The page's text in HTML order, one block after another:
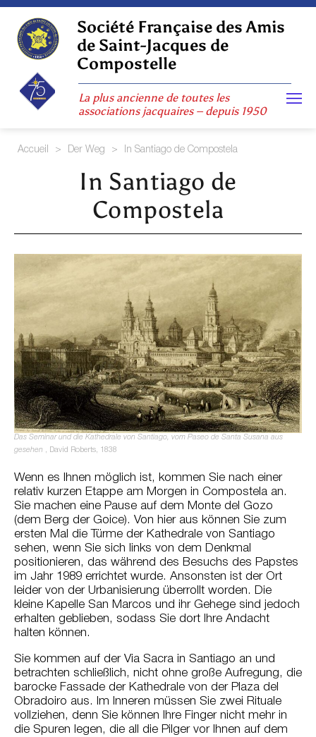
Skip
content
Société Française des Amis
de Saint-Jacques de
Compostelle
La plus ancienne de toutes les
associations jacquaires – depuis 1950
Accueil > Der Weg > In Santiago de Compostela
In Santiago de
Compostela
Das Seminar und die Kathedrale von Santiago, vom Paseo de Santa Susana aus
gesehen , David Roberts, 1838
Wenn es Ihnen möglich ist, kommen Sie nach einer
relativ kurzen Etappe am Morgen in Compostela an.
Sie machen eine Pause auf dem Monte del Gozo
(dem Berg der Goice). Von hier aus können Sie zum
ersten Mal die Türme der Kathedrale von Santiago
sehen, wenn Sie sich links von dem Denkmal
positionieren, das während des Besuchs des Papstes
im Jahr 1989 errichtet wurde. Ansonsten ist der Ort
leider von der Urbanisierung überrollt worden. Die
kleine Kapelle San Marcos und ihr Gehege sind jedoch
erhalten geblieben, sodass Sie dort Ihre Andacht
halten können.
Sie kommen auf der Via Sacra in Santiago an und
betrachten schließlich, nicht ohne große Aufregung, die
barocke Fassade der Kathedrale von der Plaza del
Obradoiro aus. Im Inneren müssen Sie zwei Rituale
vollziehen, denn Sie können Ihre Finger nicht mehr in
die Spuren legen, die all die Pilger vor Ihnen auf dem